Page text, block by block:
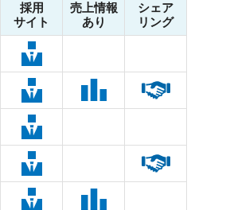
採用
サイト
売上情報
あり
シェア
リング